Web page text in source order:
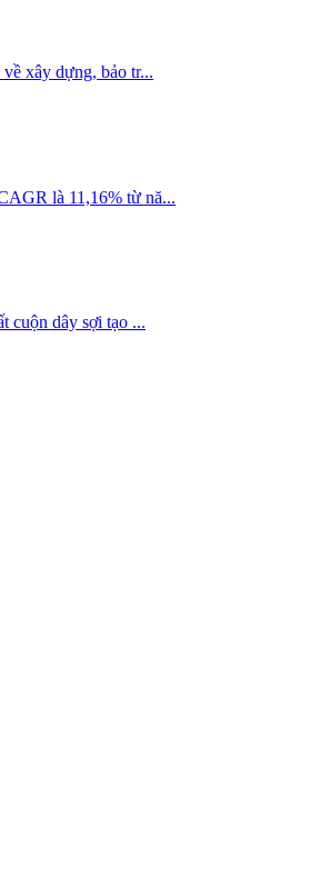
xây dựng, bảo tr...
là 11,16% từ nă...
cuộn dây sợi tạo ...